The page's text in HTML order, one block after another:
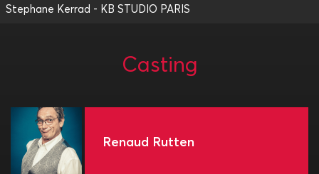
Stephane Kerrad - KB STUDIO PARIS
Casting
Renaud Rutten